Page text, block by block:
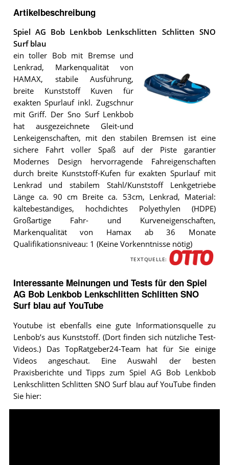
Artikelbeschreibung
Spiel AG Bob Lenkbob Lenkschlitten Schlitten SNO
Surf blau
Spiel
AG
Lenkbob
Lenkschlitten
Schlitten
SNO
Surf
blau
ein toller Bob mit Bremse und
Lenkrad, Markenqualität von
HAMAX, stabile Ausführung,
breite Kunststoff Kuven für
exakten Spurlauf inkl. Zugschnur
mit Griff. Der Sno Surf Lenkbob
hat ausgezeichnete Gleit-und
Lenkeigenschaften, mit den stabilen Bremsen ist eine
sichere Fahrt voller Spaß auf der Piste garantier
Modernes Design hervorragende Fahreigenschaften
durch breite Kunststoff-Kufen für exakten Spurlauf mit
Lenkrad und stabilem Stahl/Kunststoff Lenkgetriebe
Länge ca. 90 cm Breite ca. 53cm, Lenkrad, Material:
kältebeständiges, hochdichtes Polyethylen (HDPE)
Großartige Fahr- und Kurveneigenschaften,
Markenqualität von Hamax ab 36 Monate
Qualifikationsniveau: 1 (Keine Vorkenntnisse nötig)
TEXTQUELLE:
Interessante Meinungen und Tests für den Spiel
AG Bob Lenkbob Lenkschlitten Schlitten SNO
Surf blau auf YouTube
Youtube ist ebenfalls eine gute Informationsquelle zu
Lenbob’s aus Kunststoff. (Dort finden sich nützliche Test-
Videos.) Das TopRatgeber24-Team hat für Sie einige
Videos angeschaut. Eine Auswahl der besten
Praxisberichte und Tipps zum Spiel AG Bob Lenkbob
Lenkschlitten Schlitten SNO Surf blau auf YouTube finden
Sie hier: